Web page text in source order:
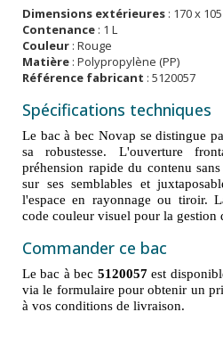
Dimensions extérieures : 170 x
Contenance : 1 L
Couleur : Rouge
Matière : Polypropylène (PP)
Référence fabricant : 5120057
Spécifications techniques
Le bac à bec Novap se distingue
sa robustesse. L'ouverture
préhension rapide du contenu
sur ses semblables et
l'espace en rayonnage ou tiroir.
code couleur visuel pour la gestion
Commander ce bac
Le bac à bec 5120057est
via le formulaire pour obtenir un
à vos conditions de livraison.